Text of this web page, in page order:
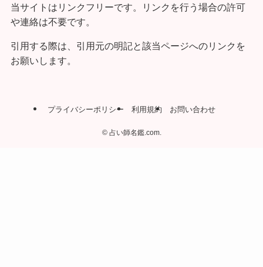
当サイトはリンクフリーです。リンクを行う場合の許可
や連絡は不要です。
引用する際は、引用元の明記と該当ページへのリンクを
お願いします。
プライバシーポリシー 利用規約 お問い合わせ
©占い師名鑑.com.